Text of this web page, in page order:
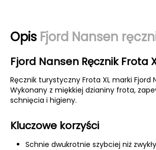
Opis Fjord Nansen
Fjord Nansen Ręcznik Frota
Ręcznik turystyczny Frota XL marki
Wykonany z miękkiej dzianiny frota,
schnięcia i higieny.
Kluczowe korzyści
Schnie dwukrotnie szybciej niż